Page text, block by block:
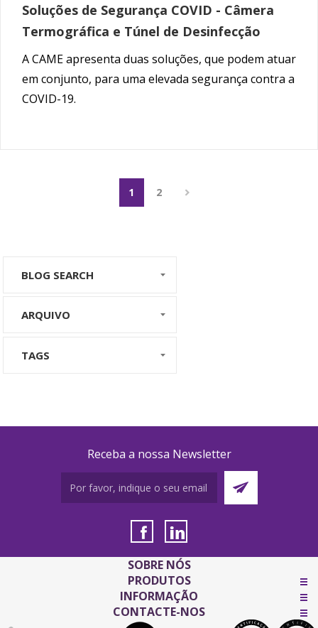
Soluções de Segurança COVID - Câmera
Termográfica e Túnel de Desinfecção
A CAME apresenta duas soluções, que podem atuar
em conjunto, para uma elevada segurança contra a
COVID-19.
1 2
BLOG SEARCH
ARQUIVO
TAGS
Receba a nossa Newsletter
SOBRE NÓS
PRODUTOS
INFORMAÇÃO
CONTACTE-NOS